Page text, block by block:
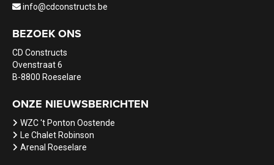
info@cdconstructs.be
BEZOEK ONS
CD Constructs
Ovenstraat 6
B-8800 Roeselare
ONZE NIEUWSBERICHTEN
WZC 't Ponton Oostende
Le Chalet Robinson
Arenal Roeselare